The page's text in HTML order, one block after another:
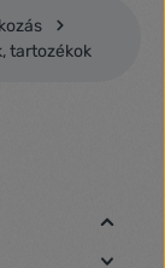
tartozékok